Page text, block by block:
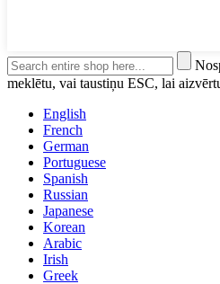
meklētu, vai taustiņu ESC, lai
English
French
German
Portuguese
Spanish
Russian
Japanese
Korean
Arabic
Irish
Greek